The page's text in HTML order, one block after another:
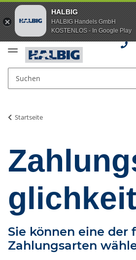
HALBIG
HALBIG Handels GmbH
KOSTENLOS - In Google Play
Startseite
Sie können eine der
Zahlungsarten